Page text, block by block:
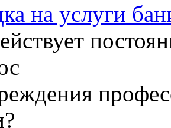
на услуги